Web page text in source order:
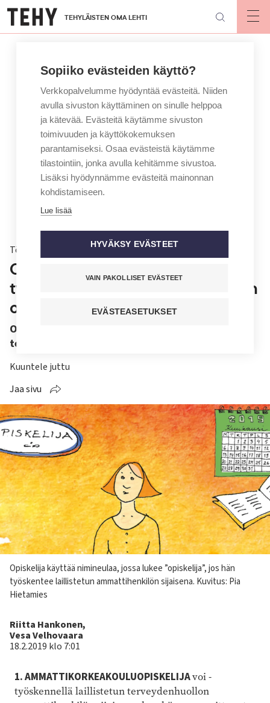
Hyppää
pääsisältöön
TEHYLÄISTEN OMA LEHTI
Töissä
Opiskelija, tunne roolisi
työpaikalla – Hoitoalalla aloittavan
opas 1/4
Opiskelijan asema työpaikalla poikkeaa pätevän
terveydenhuollon ammattihenkilön asemasta.
Kuuntele juttu
Jaa sivu
Kuvateksti
Opiskelija käyttää nimi­neulaa, jossa lukee ”opiskelija”, jos hän
työskentee laillistetun ammattihenkilön sijaisena. Kuvitus: Pia
Hietamies
Kirjoittaja
Riitta Hankonen,
Vesa Velhovaara
18.2.2019 klo 7:01
1. AMMATTIKORKEAKOULUOPISKELIJAvoi ­
työskennellä laillistetun terveydenhuollon
Sopiiko evästeiden käyttö?
Verkkopalvelumme hyödyntää evästeitä. Niiden
avulla sivuston käyttäminen on sinulle helppoa
ja kätevää. Evästeitä käytämme sivuston
toimivuuden ja käyttökokemuksen
parantamiseksi. Osaa evästeistä käytämme
tilastointiin, jonka avulla kehitämme sivustoa.
Lisäksi hyödynnämme evästeitä mainonnan
kohdistamiseen.
Lue lisää
HYVÄKSY EVÄSTEET
VAIN PAKOLLISET EVÄSTEET
EVÄSTEASETUKSET